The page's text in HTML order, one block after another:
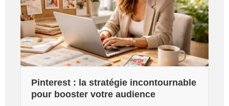
Pinterest : la stratégie incontournable
pour booster votre audience